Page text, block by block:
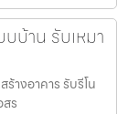
บ้าน รับเหมา
างอาคาร รับรีโน
ร